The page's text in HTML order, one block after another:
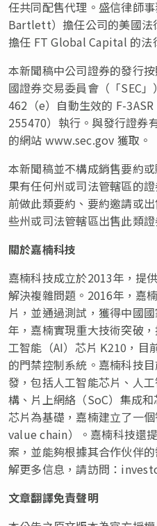
任共同配售代理。 盛信律師
Bartlett）擔任公司的美國
擔任 FT Global Capital 的法
本新聞稿中公司證券的發行
國證券交易委員會（ 「SEC 」
462（e）自動生效的 F-3ASR
255470）執行。與發行證券
的網站 www.sec.gov 獲取。
本新聞稿並不構成銷售要約
果有任何州或司法管轄區的
前做此類要約、要約邀請或
些州或司法管轄區出售此類證
關於嘉楠科技
嘉楠科技成立於2013年，提
解決複雜問題。2016年，嘉
片，並通過測試，獲得中國
年，嘉楠實現重大技術突破
工智能（AI）芯片 K210，目
的門禁控制系統。嘉楠科技
發，包括人工智能芯片、人
構、片上網絡（SoC）集成
芯片為基礎，嘉楠建立了一
value chain）。嘉楠科技還
案，並能夠根據其合作伙伴
解更多信息，請訪問：
文章翻譯免責聲明